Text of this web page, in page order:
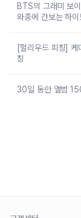
BTS의 그래미 보
와중에 간보는 하이
[헐리우드 피칭] 케
칭
30일 동안 앨범